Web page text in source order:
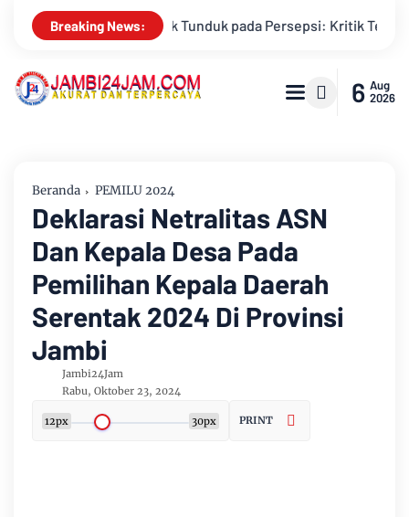
Breaking News:
Monopoli Kebenaran oleh Media dan Aktivis
6 Aug
2026
Beranda PEMILU 2024
Deklarasi Netralitas ASN
Dan Kepala Desa Pada
Pemilihan Kepala Daerah
Serentak 2024 Di Provinsi
Jambi
Jambi24Jam
Rabu, Oktober 23, 2024
12px 30px PRINT